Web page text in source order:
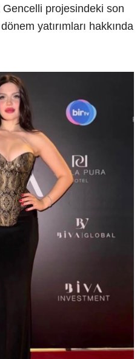
projesindeki son
yatırımları hakkında